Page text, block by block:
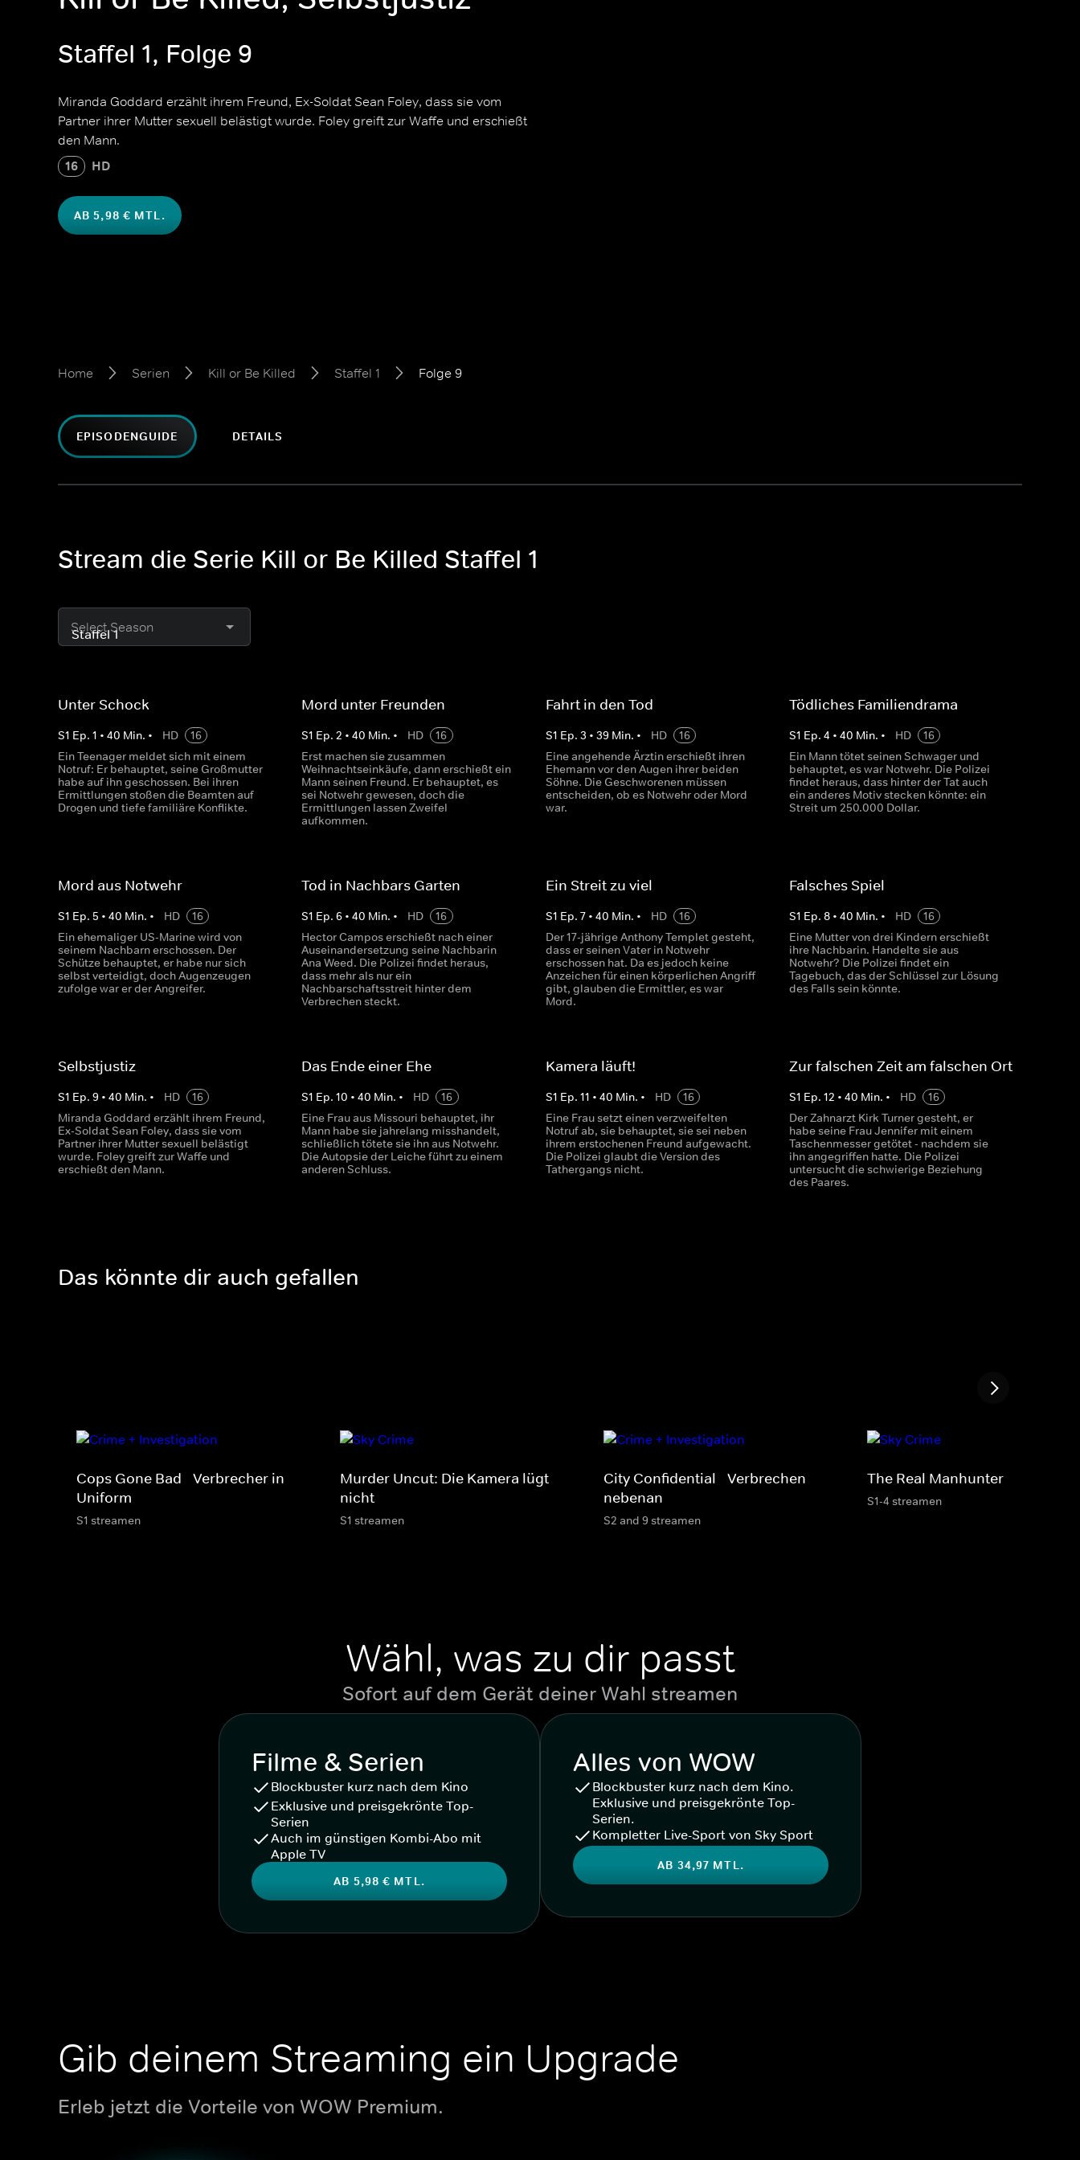
Staffel 1, Folge 9
Miranda Goddard erzählt ihrem Freund, Ex-Soldat Sean Foley, dass sie vom
Partner ihrer Mutter sexuell belästigt wurde. Foley greift zur Waffe und erschießt
den Mann.
16 HD
AB 5,98 € MTL.
Home Serien Kill or Be Killed Staffel 1 Folge 9
EPISODENGUIDE DETAILS
Stream die Serie Kill or Be Killed Staffel 1
Select Season
Unter Schock
S1 Ep. 1 • 40 Min. • HD
16
Ein Teenager meldet sich mit einem
Notruf: Er behauptet, seine Großmutter
habe auf ihn geschossen. Bei ihren
Ermittlungen stoßen die Beamten auf
Drogen und tiefe familiäre Konflikte.
Mord unter Freunden
S1 Ep.2 •40 Min. • HD
16
Erst machen sie zusammen
Weihnachtseinkäufe, dann erschießt ein
Mann seinen Freund. Er behauptet, es
sei Notwehr gewesen, doch die
Ermittlungen lassen Zweifel
aufkommen.
Fahrt in den Tod
S1 Ep. 3 • 39Min. • HD
16
Eine angehende Ärztin erschießt ihren
Ehemann vor den Augen ihrer beiden
Söhne. Die Geschworenen müssen
entscheiden, ob es Notwehr oder Mord
war.
Tödliches Familiendrama
S1 Ep. 4 • 40 Min. • HD
16
Ein Mann tötet seinen Schwager und
behauptet, es war Notwehr. Die Polizei
findet heraus, dass hinter der Tat auch
ein anderes Motiv stecken könnte: ein
Streit um 250.000 Dollar.
Mord aus Notwehr
S1 Ep. 5 • 40 Min. • HD
16
Ein ehemaliger US-Marine wird von
seinem Nachbarn erschossen. Der
Schütze behauptet, er habe nur sich
selbst verteidigt, doch Augenzeugen
zufolge war er der Angreifer.
Tod in Nachbars Garten
S1 Ep.6 •40 Min. • HD
16
Hector Campos erschießt nach einer
Auseinandersetzung seine Nachbarin
Ana Weed. Die Polizei findet heraus,
dass mehr als nur ein
Nachbarschaftsstreit hinter dem
Verbrechen steckt.
Ein Streit zu viel
S1 Ep. 7• 40 Min. • HD
16
Der 17-jährige Anthony Templet gesteht,
dass er seinen Vater in Notwehr
erschossen hat. Da es jedoch keine
Anzeichen für einen körperlichen Angriff
gibt, glauben die Ermittler, es war
Mord.
Falsches Spiel
S1 Ep. 8• 40 Min. • HD
16
Eine Mutter von drei Kindern erschießt
ihre Nachbarin. Handelte sie aus
Notwehr? Die Polizei findet ein
Tagebuch, das der Schlüssel zur Lösung
des Falls sein könnte.
Selbstjustiz
S1 Ep. 9 • 40 Min. • HD
16
Miranda Goddard erzählt ihrem Freund,
Ex-Soldat Sean Foley, dass sie vom
Partner ihrer Mutter sexuell belästigt
wurde. Foley greift zur Waffe und
erschießt den Mann.
Das Ende einer Ehe
S1 Ep.10 •40 Min. • HD
16
Eine Frau aus Missouri behauptet, ihr
Mann habe sie jahrelang misshandelt,
schließlich tötete sie ihn aus Notwehr.
Die Autopsie der Leiche führt zu einem
anderen Schluss.
Kamera läuft!
S1 Ep. 11 • 40 Min. • HD
16
Eine Frau setzt einen verzweifelten
Notruf ab, sie behauptet, sie sei neben
ihrem erstochenen Freund aufgewacht.
Die Polizei glaubt die Version des
Tathergangs nicht.
Zur falschen Zeit am falschen Ort
S1 Ep. 12 • 40 Min. • HD
16
Der Zahnarzt Kirk Turner gesteht, er
habe seine Frau Jennifer mit einem
Taschenmesser getötet - nachdem sie
ihn angegriffen hatte. Die Polizei
untersucht die schwierige Beziehung
des Paares.
Das könnte dir auch gefallen
Cops Gone Bad - Verbrecher in
Uniform
S1 streamen
Murder Uncut: Die Kamera lügt
nicht
S1 streamen
City Confidential - Verbrechen
nebenan
S2 and 9 streamen
The Real Manhunter
S1-4 streamen
Wähl, was zu dir passt
Sofort auf dem Gerät deiner Wahl streamen
Filme & Serien
Blockbuster kurz nach dem Kino
Exklusive und preisgekrönte Top-
Serien
Auch im günstigen Kombi-Abo mit
Apple TV
AB 5,98 € MTL.
Alles von WOW
Blockbuster kurz nach dem Kino.
Exklusive und preisgekrönte Top-
Serien.
Kompletter Live-Sport von Sky Sport
AB 34,97 MTL.
Gib deinem Streaming ein Upgrade
Erleb jetzt die Vorteile von WOW Premium.